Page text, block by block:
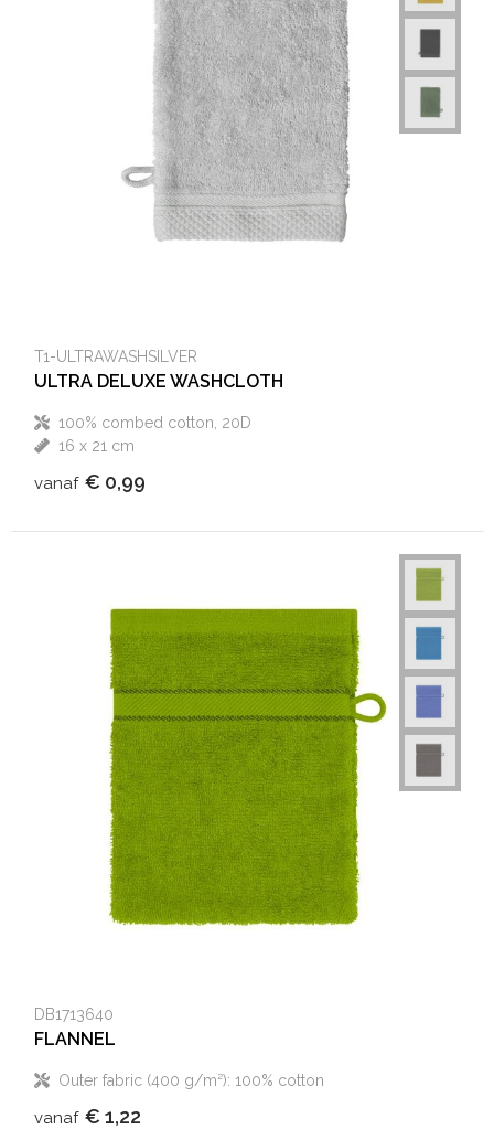
T1-ULTRAWASHSILVER
ULTRA DELUXE WASHCLOTH
100% combed cotton, 20D
16 x 21 cm
vanaf € 0,99
DB1713640
FLANNEL
Outer fabric (400 g/m²): 100% cotton
vanaf € 1,22